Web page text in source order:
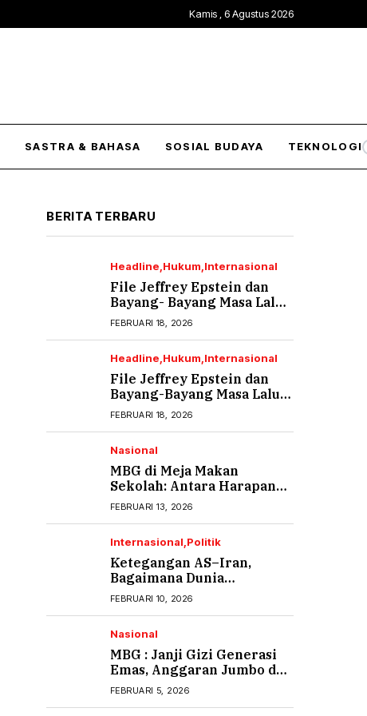
Kamis , 6 Agustus 2026
SASTRA & BAHASA SOSIAL BUDAYA TEKNOLOGI
BERITA TERBARU
Headline Hukum Internasional
File Jeffrey Epstein dan
Bayang- Bayang Masa Lalu
yang Tak Pernah Usai (2)
FEBRUARI 18, 2026
Headline Hukum Internasional
File Jeffrey Epstein dan
Bayang-Bayang Masa Lalu
yang Tak Pernah Usai (1)
FEBRUARI 18, 2026
Nasional
MBG di Meja Makan
Sekolah: Antara Harapan
Gizi dan Rasa Cemas Orang
FEBRUARI 13, 2026
Internasional Politik
Ketegangan AS–Iran,
Bagaimana Dunia
Menyikapi?
FEBRUARI 10, 2026
Nasional
MBG : Janji Gizi Generasi
Emas, Anggaran Jumbo dan
Ancaman Keracunan
FEBRUARI 5, 2026